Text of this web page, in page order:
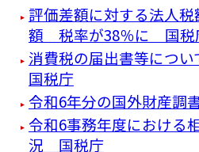
評価差額に対する法人
額 税率が38％に 国税
消費税の届出書等につ
国税庁
令和6年分の国外財産
令和6事務年度における
況 国税庁